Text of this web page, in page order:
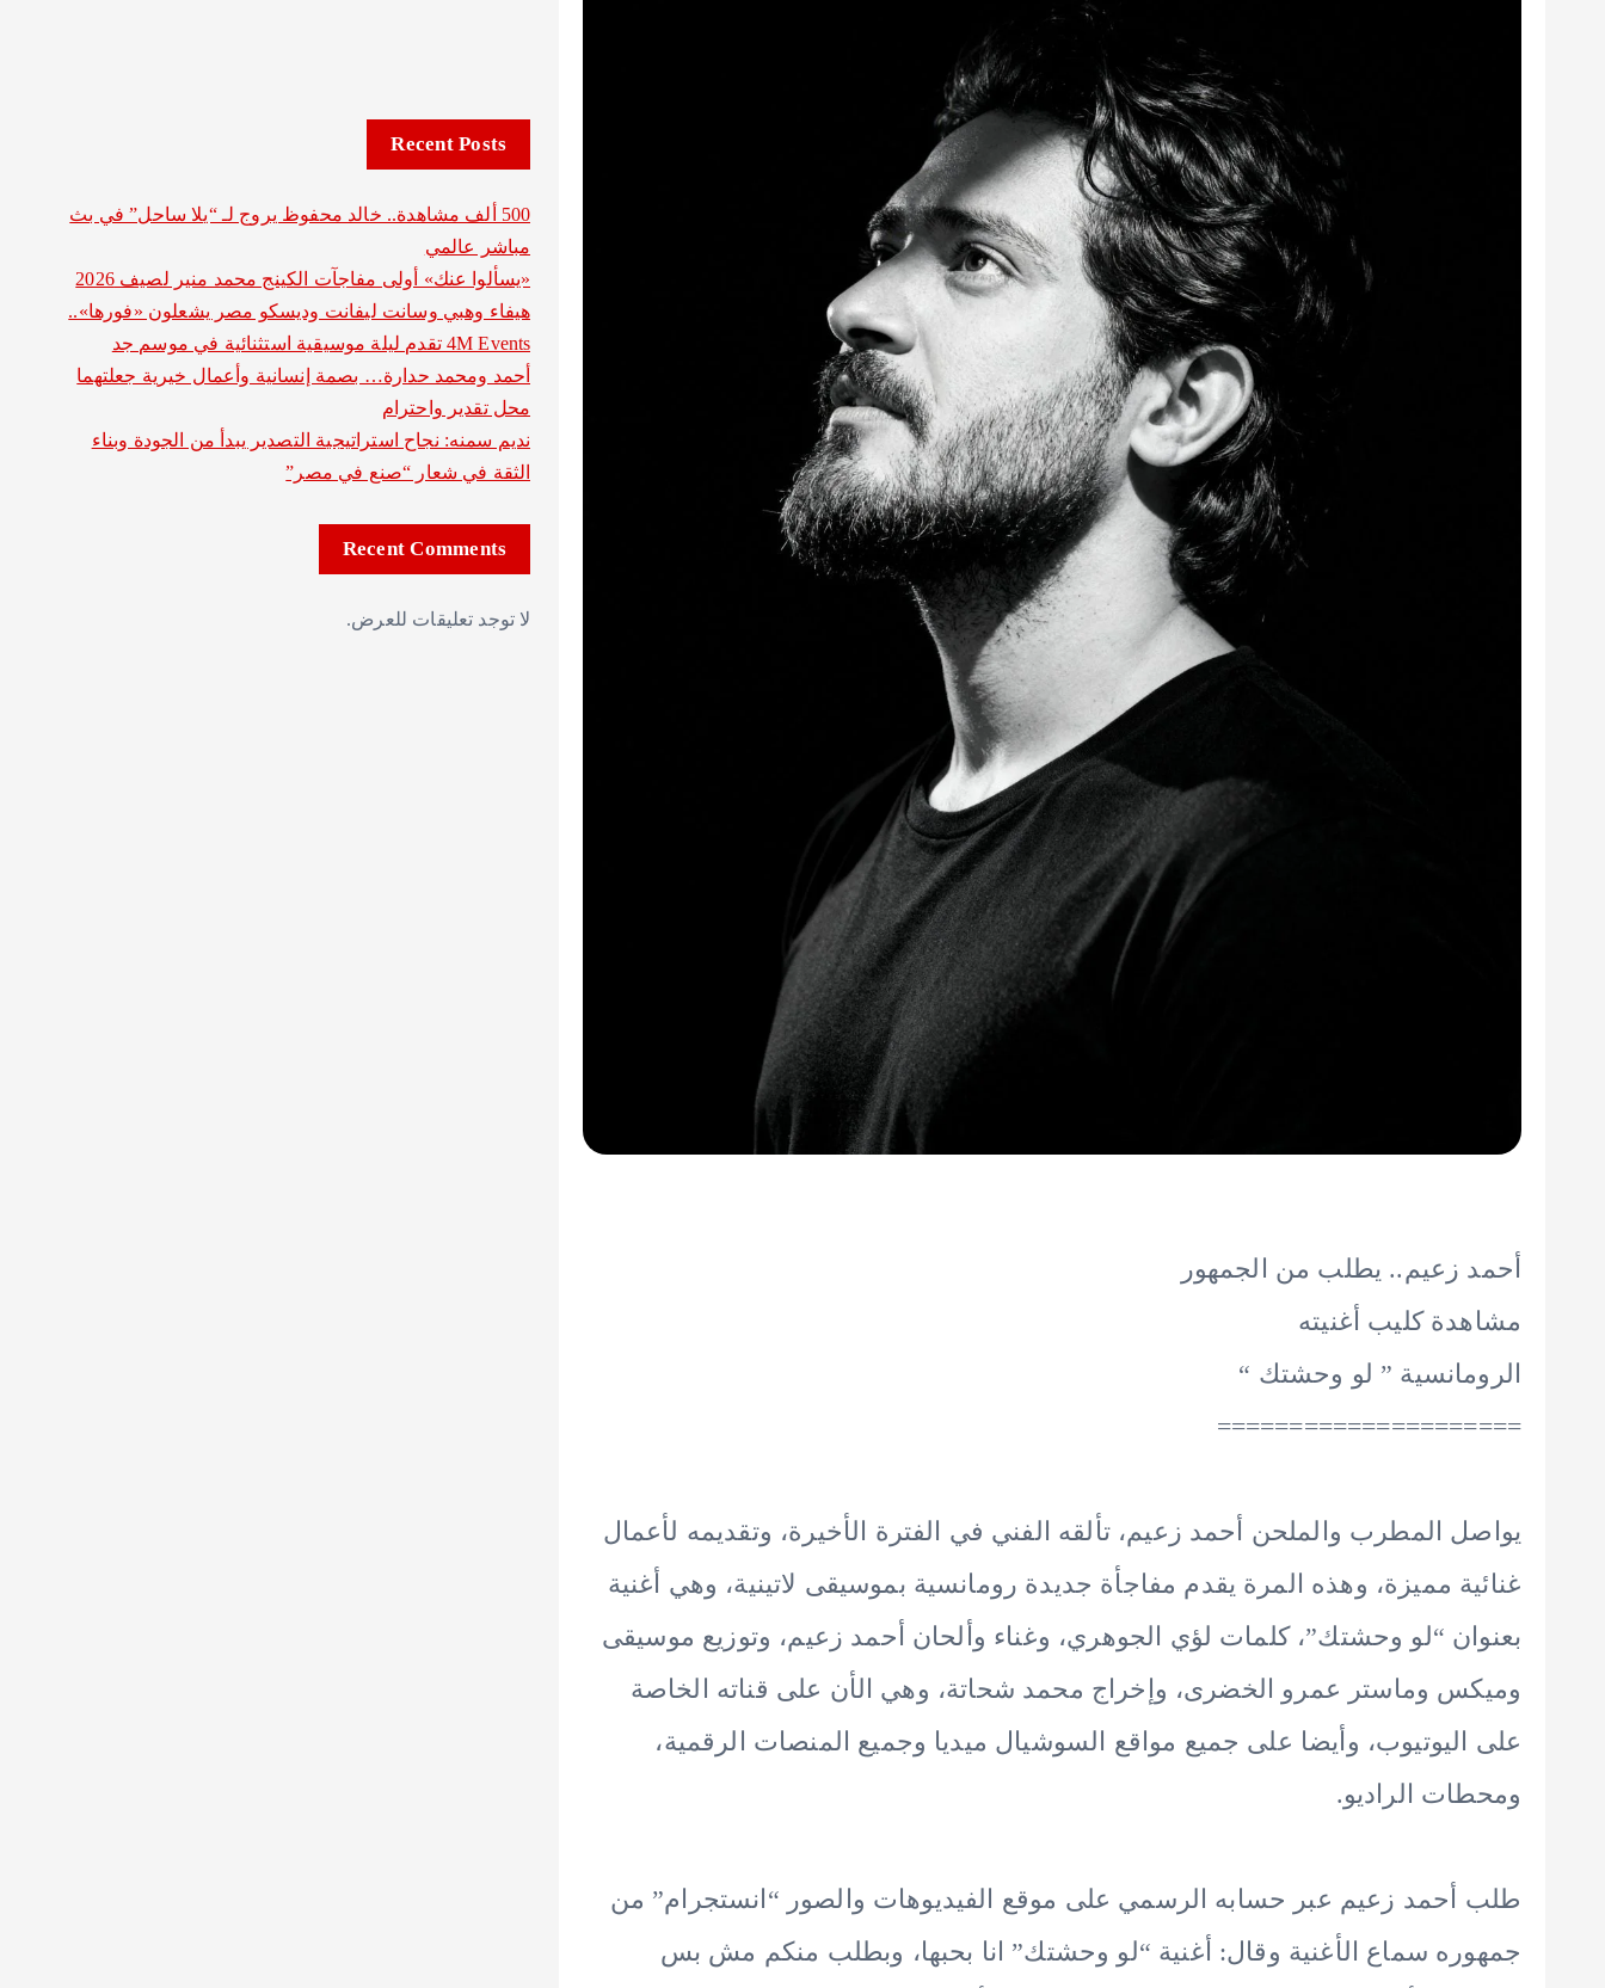
أحمد زعيم.. يطلب من الجمهور
مشاهدة كليب أغنيته
الرومانسية ” لو وحشتك “
=====================
يواصل المطرب والملحن أحمد زعيم، تألقه الفني في الفترة الأخيرة، وتقديمه لأعمال
غنائية مميزة، وهذه المرة يقدم مفاجأة جديدة رومانسية بموسيقى لاتينية، وهي أغنية
بعنوان “لو وحشتك”، كلمات لؤي الجوهري، وغناء وألحان أحمد زعيم، وتوزيع موسيقى
وميكس وماستر عمرو الخضرى، وإخراج محمد شحاتة، وهي الأن على قناته الخاصة
على اليوتيوب، وأيضا على جميع مواقع السوشيال ميديا وجميع المنصات الرقمية،
ومحطات الراديو.
طلب أحمد زعيم عبر حسابه الرسمي على موقع الفيديوهات والصور “انستجرام” من
جمهوره سماع الأغنية وقال: أغنية “لو وحشتك” انا بحبها، وبطلب منكم مش بس
Recent Posts
500 ألف مشاهدة.. خالد محفوظ يروج لـ “يلا ساحل” في بث
مباشر عالمي
«يسألوا عنك» أولى مفاجآت الكينج محمد منير لصيف 2026
هيفاء وهبي وسانت ليفانت وديسكو مصر يشعلون «فورها»..
4M Events تقدم ليلة موسيقية استثنائية في موسم جد
أحمد ومحمد حدارة… بصمة إنسانية وأعمال خيرية جعلتهما
محل تقدير واحترام
نديم سمنه: نجاح استراتيجية التصدير يبدأ من الجودة وبناء
الثقة في شعار “صنع في مصر”
Recent Comments
لا توجد تعليقات للعرض.